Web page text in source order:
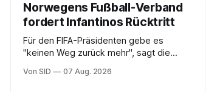
Norwegens Fußball-Verband
fordert Infantinos Rücktritt
Für den FIFA-Präsidenten gebe es
"keinen Weg zurück mehr", sagt die
Von SID 07 Aug. 2026